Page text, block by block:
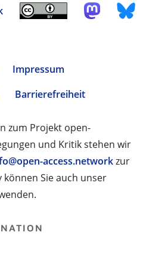
Impressum
Barrierefreiheit
zum Projekt open-
und Kritik stehen wir
access.networkzur
Sie auch unser